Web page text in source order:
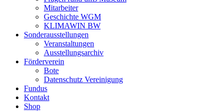
Mitarbeiter
Geschichte WGM
KLIMAWIN BW
Sonderausstellungen
Veranstaltungen
Ausstellungsarchiv
Förderverein
Bote
Datenschutz Vereinigung
Fundus
Kontakt
Shop